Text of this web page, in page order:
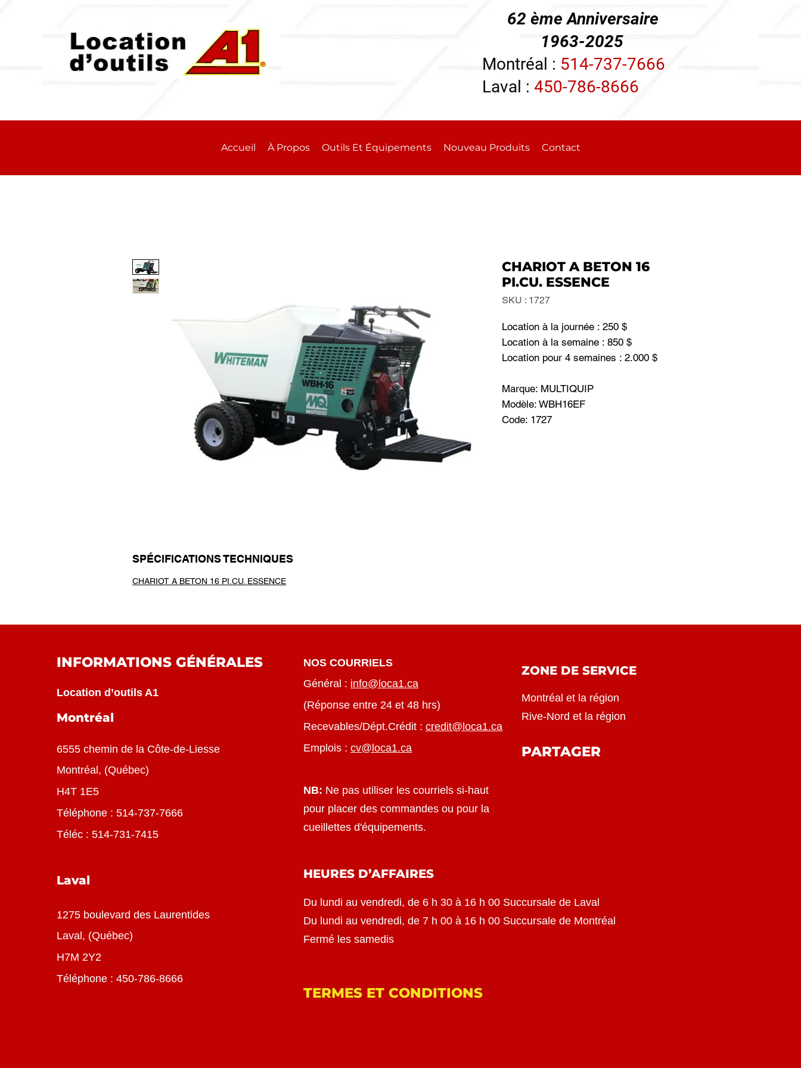
62 ème Anniversaire
1963-2025
Montréal : 514-737-7666
Laval : 450-786-8666
Accueil À Propos Outils Et Équipements Nouveau Produits Contact
CHARIOT A BETON 16
PI.CU. ESSENCE
SKU : 1727
Location à la journée : 250 $
Location à la semaine : 850 $
Location pour 4 semaines : 2.000 $
Marque: MULTIQUIP
Modèle: WBH16EF
Code: 1727
SPÉCIFICATIONS TECHNIQUES
CHARIOT A BETON 16 PI.CU. ESSENCE
INFORMATIONS GÉNÉRALES
Location d’outils A1
Montréal
6555 chemin de la Côte-de-Liesse
Montréal , (Québec)
H4T 1E5
Téléphone : 514-737-7666
Téléc : 514-731-7415
Laval
1275 boulevard des Laurentides
Laval, (Québec)
H7M 2Y2
Téléphone : 450-786-8666
NOS COURRIELS
Général : info@loca1.ca
(Réponse entre 24 et 48 hrs)
Recevables/Dépt.Crédit : credit@loca1.ca
Emplois : cv@loca1.ca
NB: Ne pas utiliser les courriels si-haut
pour placer des commandes ou pour la
cueillettes d'équipements.
HEURES D’AFFAIRES
Du lundi au vendredi, de 6 h 30 à 16 h 00 Succursale de Laval
Du lundi au vendredi, de 7 h 00 à 16 h 00 Succursale de Montréal
Fermé les samedis
TERMES ET CONDITIONS
ZONE DE SERVICE
Montréal et la région
Rive-Nord et la région
PARTAGER